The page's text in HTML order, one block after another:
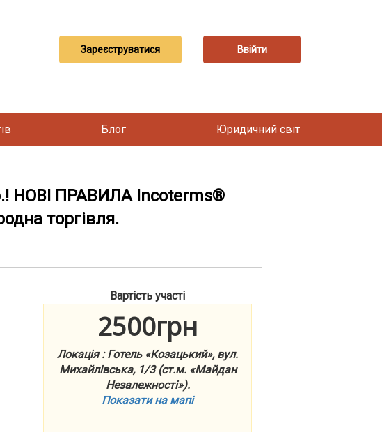
Зареєструватися Ввійти
Блог Юридичний світ
НОВІ ПРАВИЛА Incoterms®
торгівля.
Вартість участі
2500грн
Локація : Готель «Козацький», вул.
Михайлівська, 1/3 (ст.м. «Майдан
Незалежності»).
Показати на мапі